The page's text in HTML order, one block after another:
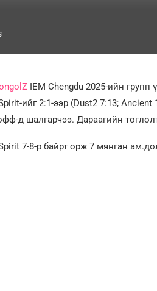
IEM Chengdu 2025-ийн
ийг 2:1-ээр (Dust2 7:13;
д шалгарчээ. Дараагийн
7-8-р байрт орж 7 мянган